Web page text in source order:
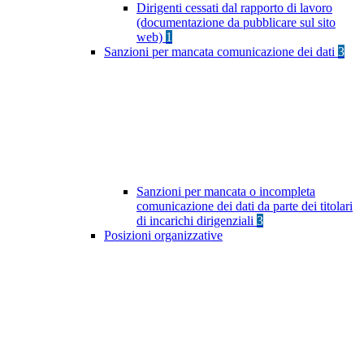
Dirigenti cessati dal rapporto di lavoro
(documentazione da pubblicare sul sito
web) 1
Sanzioni per mancata comunicazione dei dati 3
Sanzioni per mancata o incompleta
comunicazione dei dati da parte dei titolari
di incarichi dirigenziali 3
Posizioni organizzative